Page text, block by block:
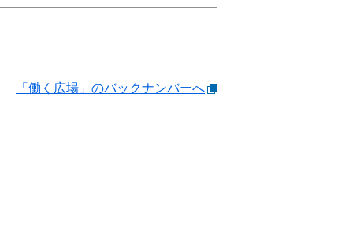
「働く広場」のバックナンバーへ